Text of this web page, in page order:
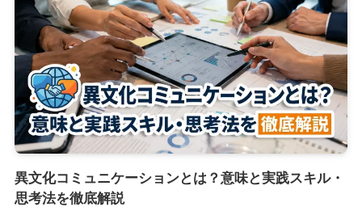
異文化コミュニケーションとは？意味と実践スキル・
思考法を徹底解説